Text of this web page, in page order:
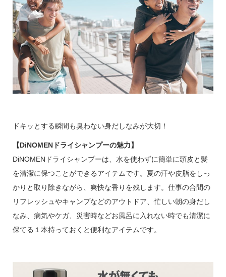
ドキッとする瞬間も臭わない身だしなみが大切！
【DiNOMENドライシャンプーの魅力】
DiNOMENドライシャンプーは、水を使わずに簡単に頭皮と髪
を清潔に保つことができるアイテムです。夏の汗や皮脂をしっ
かりと取り除きながら、爽快な香りを残します。仕事の合間の
リフレッシュやキャンプなどのアウトドア、忙しい朝の身だし
なみ、病気やケガ、災害時などお風呂に入れない時でも清潔に
保てる１本持っておくと便利なアイテムです。